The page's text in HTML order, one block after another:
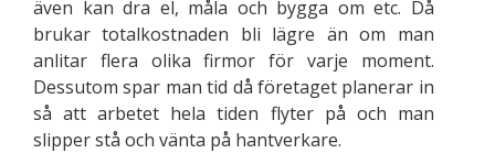
även kan dra el, måla och bygga om etc. Då
brukar totalkostnaden bli lägre än om man
anlitar flera olika firmor för varje moment.
Dessutom spar man tid då företaget planerar in
så att arbetet hela tiden flyter på och man
slipper stå och vänta på hantverkare.